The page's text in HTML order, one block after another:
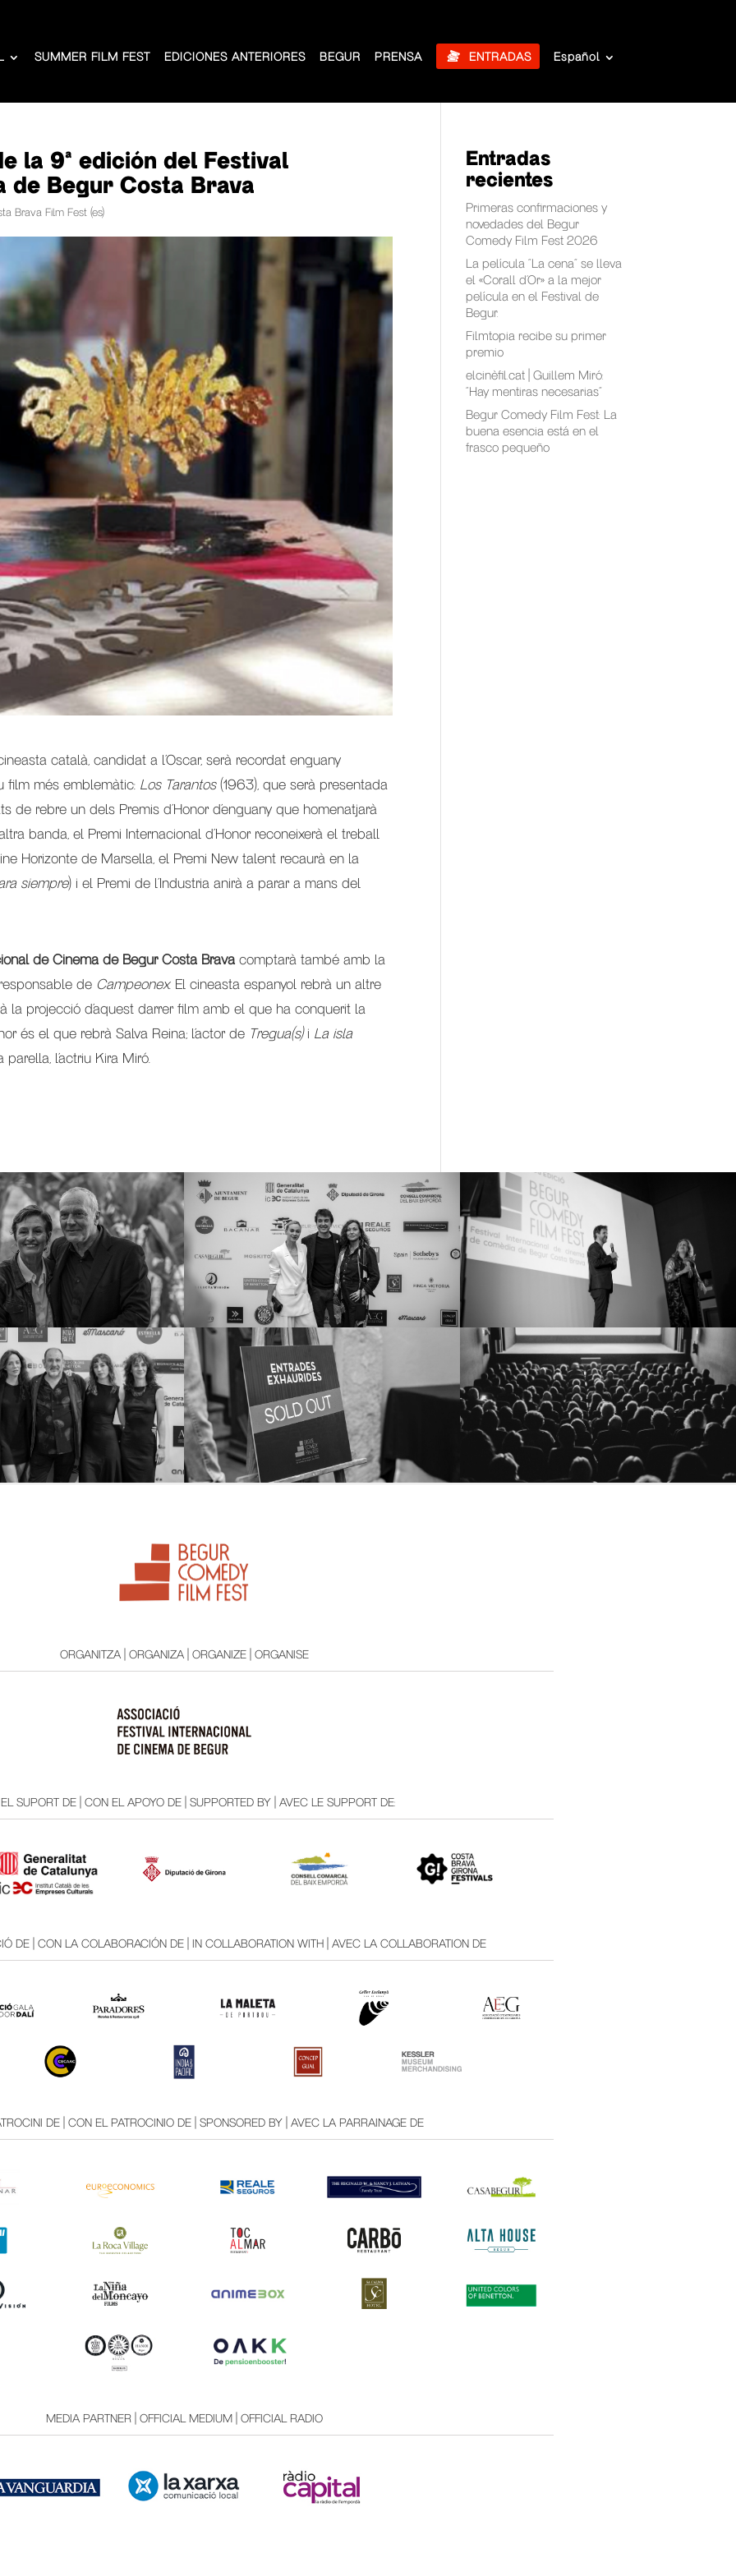
SUMMER FILM FEST EDICIONES ANTERIORES BEGUR PRENSA ENTRADAS Español
la 9ª edición del Festival
de Begur Costa Brava
Brava Film Fest (es)
català, candidat a l’Oscar, serà recordat enguany
film més emblemàtic: Los Tarantos(1963), que serà presentada
de rebre un dels Premis d’Honor d’enguany que homenatjarà
banda, el Premi Internacional d’Honor reconeixerà el treball
Horizonte de Marsella, el Premi New talent recaurà en la
siempre) i el Premi de l’Industria anirà a parar a mans del
de Cinema de Begur Costa Brava comptarà també amb la
de Campeonex. El cineasta espanyol rebrà un altre
la projecció d’aquest darrer film amb el que ha conquerit la
és el que rebrà Salva Reina; l’actor de Tregua(s)i La isla
l’actriu Kira Miró.
Entradas
recientes
Primeras confirmaciones y
novedades del Begur
Comedy Film Fest 2026
La película “La cena” se lleva
el «Corall d’Or» a la mejor
película en el Festival de
Begur.
Filmtopia recibe su primer
premio
elcinèfil.cat | Guillem Miró:
“Hay mentiras necesarias”
Begur Comedy Film Fest: La
buena esencia está en el
frasco pequeño
ORGANITZA | ORGANIZA | ORGANIZE | ORGANISE
SUPORT DE | CON EL APOYO DE | SUPPORTED BY | AVEC LE SUPPORT DE:
DE | CON LA COLABORACIÓN DE | IN COLLABORATION WITH | AVEC LA COLLABORATION DE
DE | CON EL PATROCINIO DE | SPONSORED BY | AVEC LA PARRAINAGE DE
MEDIA PARTNER | OFFICIAL MEDIUM | OFFICIAL RADIO